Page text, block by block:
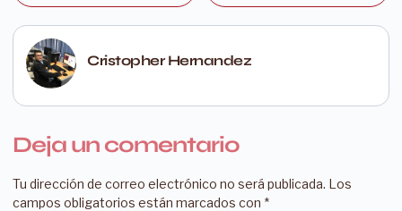
Cristopher Hernandez
Deja un comentario
Tu dirección de correo electrónico no será publicada. Los
campos obligatorios están marcados con *